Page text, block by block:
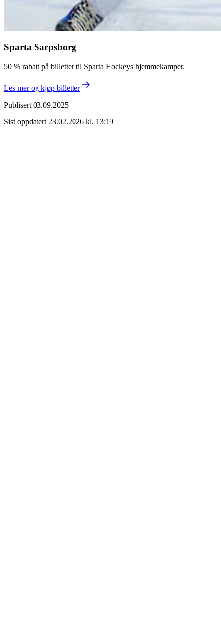
Sparta Sarpsborg
50 % rabatt på billetter til Sparta Hockeys hjemmekamper.
Les mer og kjøp billetter
Publisert 03.09.2025
Sist oppdatert 23.02.2026 kl. 13:19